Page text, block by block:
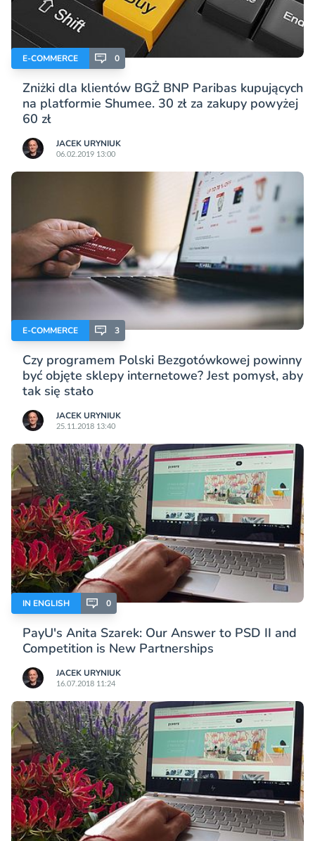
E-COMMERCE 0
Zniżki dla klientów BGŻ BNP Paribas kupujących
na platformie Shumee. 30 zł za zakupy powyżej
60 zł
JACEK URYNIUK
06.02.2019 13:00
E-COMMERCE 3
Czy programem Polski Bezgotówkowej powinny
być objęte sklepy internetowe? Jest pomysł, aby
tak się stało
JACEK URYNIUK
25.11.2018 13:40
IN ENGLISH 0
PayU's Anita Szarek: Our Answer to PSD II and
Competition is New Partnerships
JACEK URYNIUK
16.07.2018 11:24